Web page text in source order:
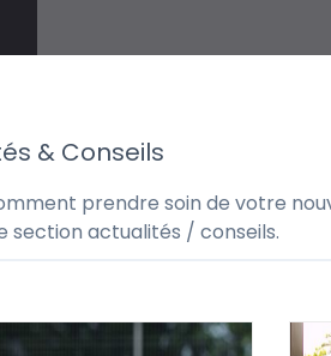
& Conseils
prendre soin de votre
section actualités / conseils.